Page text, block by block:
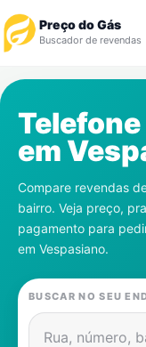
Preço do Gás
Buscador de revendas
Revendedor
Notícias
Cadastre-se
Gás
Contatos
em
Compare revendas
bairro. Veja preço,
pagamento para
em Vespasiano.
BUSCAR NO SEU
Rua, número,